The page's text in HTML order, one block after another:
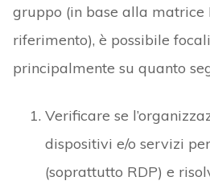
gruppo (in base alla matrice
riferimento), è possibile
principalmente su quanto
Verificare se
dispositivi e/o servizi
(soprattutto RDP) e